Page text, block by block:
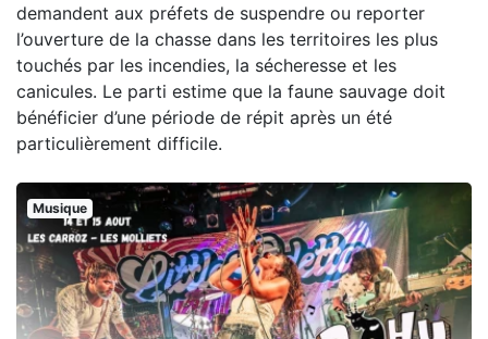
demandent aux préfets de suspendre ou reporter
l’ouverture de la chasse dans les territoires les plus
touchés par les incendies, la sécheresse et les
canicules. Le parti estime que la faune sauvage doit
bénéficier d’une période de répit après un été
particulièrement difficile.
Musique